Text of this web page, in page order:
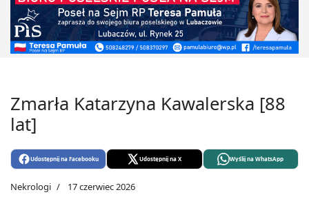
Zmarła Katarzyna Kawalerska [88
lat]
Udostępnij na Facebooku Udostępnij na X Wyślij na WhatsApp
Nekrologi 17 czerwiec 2026